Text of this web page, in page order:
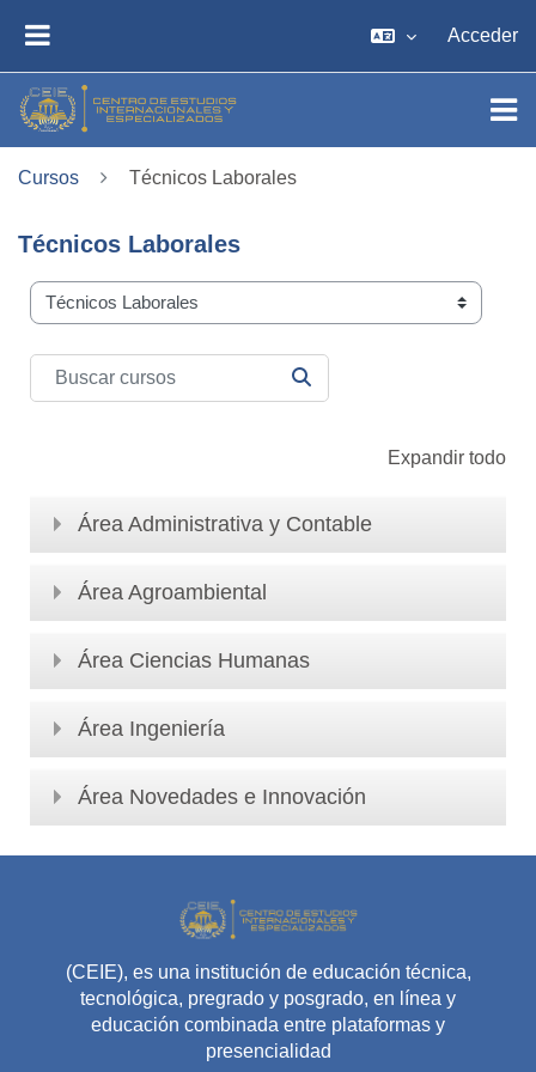
Acceder
Cursos Técnicos Laborales
Técnicos Laborales
Categorías
Buscar cursos
BUSCAR CURSOS
Expandir todo
Área Administrativa y Contable
Área Agroambiental
Área Ciencias Humanas
Área Ingeniería
Área Novedades e Innovación
(CEIE), es una institución de educación técnica,
tecnológica, pregrado y posgrado, en línea y
educación combinada entre plataformas y
presencialidad